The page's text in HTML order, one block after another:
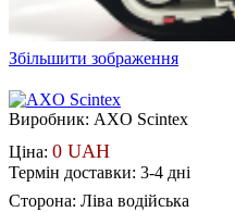
Збільшити зображення
Виробник: AXO Scintex
Ціна: 0 UAH
Термін доставки: 3-4 дні
Сторона: Ліва водійська